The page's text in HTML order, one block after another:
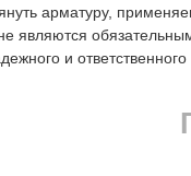
арматуру,
являются
и ответственного